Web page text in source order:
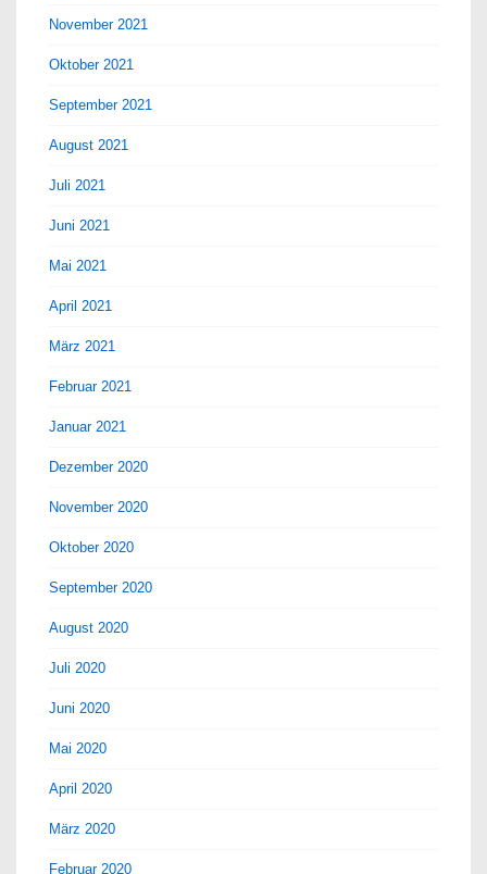
November 2021
Oktober 2021
September 2021
August 2021
Juli 2021
Juni 2021
Mai 2021
April 2021
März 2021
Februar 2021
Januar 2021
Dezember 2020
November 2020
Oktober 2020
September 2020
August 2020
Juli 2020
Juni 2020
Mai 2020
April 2020
März 2020
Februar 2020